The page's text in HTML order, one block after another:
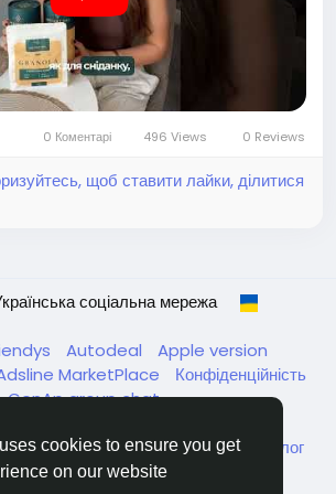
cookies to ensure you get
on our website
на сайт та замовляйте улюблені смаки
роби замовлення за посиланням
6% на усі замовлення Gregory
краси за посиланням
xdabZ5
Скуштуйте всі наші смаки та
натуральних гранул Gregory Mill
Партнерська програма Gregory
0 Коментарі 496 Views 0 Reviews
щоб ставити лайки, ділитися
соціальна мережа
Autodeal
Apple version
MarketPlace
Конфіденційність
GenAp group chat
та безпритульних в Україні
Каталог